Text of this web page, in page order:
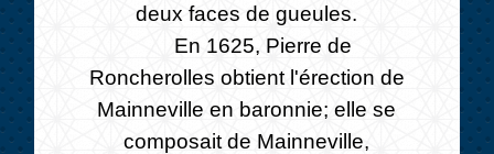
deux faces de gueules.
En 1625, Pierre de
Roncherolles obtient l'érection de
Mainneville en baronnie; elle se
composait de Mainneville,